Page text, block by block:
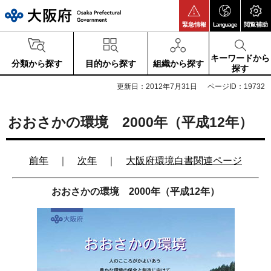
緊急情報 Language 閲覧補助
分類から探す 目的から探す 組織から探す
キーワードから
探す
更新日：2012年7月31日 ページID：19732
おおさかの環境 2000年（平成12年）
前年 次年 大阪府環境白書関連ページ
おおさかの環境 2000年（平成12年）